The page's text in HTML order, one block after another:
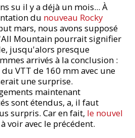
su il y a déjà un mois... À
du nouveau Rocky
mars, nous avons supposé
Mountain pourrait signifier
jusqu'alors presque
arrivés à la conclusion :
VTT de 160 mm avec une
une surprise.
maintenant
sont étendus, a, il faut
surpris. Car en fait, le nouvel
voir avec le précédent.